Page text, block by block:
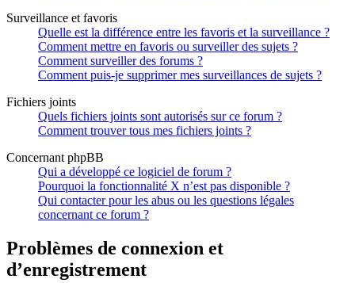
Surveillance et favoris
Quelle est la différence entre les favoris et la surveillance ?
Comment mettre en favoris ou surveiller des sujets ?
Comment surveiller des forums ?
Comment puis-je supprimer mes surveillances de sujets ?
Fichiers joints
Quels fichiers joints sont autorisés sur ce forum ?
Comment trouver tous mes fichiers joints ?
Concernant phpBB
Qui a développé ce logiciel de forum ?
Pourquoi la fonctionnalité X n’est pas disponible ?
Qui contacter pour les abus ou les questions légales
concernant ce forum ?
Problèmes de connexion et
d’enregistrement